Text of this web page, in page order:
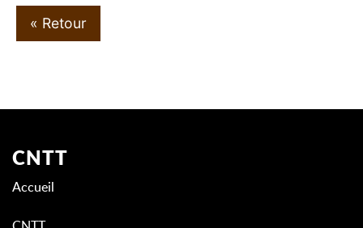
« Retour
CNTT
Accueil